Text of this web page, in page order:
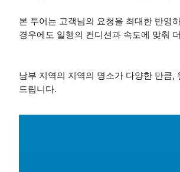
본 투어는 고객님의 요청을 최대한 반영
경우에도 일행의 컨디션과 속도에 맞춰
남부 지역의 지역의 명소가 다양한 만큼
드립니다.